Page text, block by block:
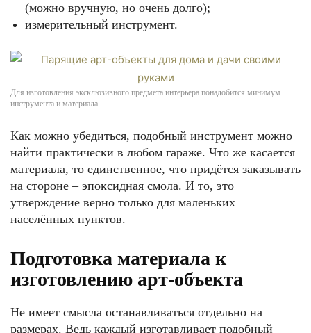
(можно вручную, но очень долго);
измерительный инструмент.
Для изготовления эксклюзивного предмета интерьера понадобится минимум
инструмента и материала
Как можно убедиться, подобный инструмент можно
найти практически в любом гараже. Что же касается
материала, то единственное, что придётся заказывать
на стороне – эпоксидная смола. И то, это
утверждение верно только для маленьких
населённых пунктов.
Подготовка материала к
изготовлению арт-объекта
Не имеет смысла останавливаться отдельно на
размерах. Ведь каждый изготавливает подобный